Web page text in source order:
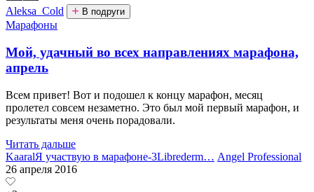
Aleksa_Cold В подруги
Марафоны
Мой, удачный во всех направлениях марафона,
апрель
Всем привет! Вот и подошел к концу марафон, месяц
пролетел совсем незаметно. Это был мой первый марафон, и
результаты меня очень порадовали.
Читать дальше
KaaralЯ участвую в марафоне-3Librederm… Angel Professional
26 апреля 2016